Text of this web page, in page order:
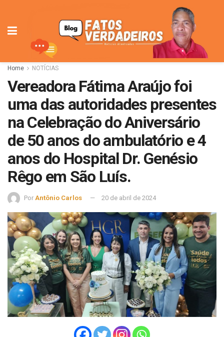
Home NOTÍCIAS
Vereadora Fátima Araújo foi
uma das autoridades presentes
na Celebração do Aniversário
de 50 anos do ambulatório e 4
anos do Hospital Dr. Genésio
Rêgo em São Luís.
Por Antônio Carlos 20 de abril de 2024